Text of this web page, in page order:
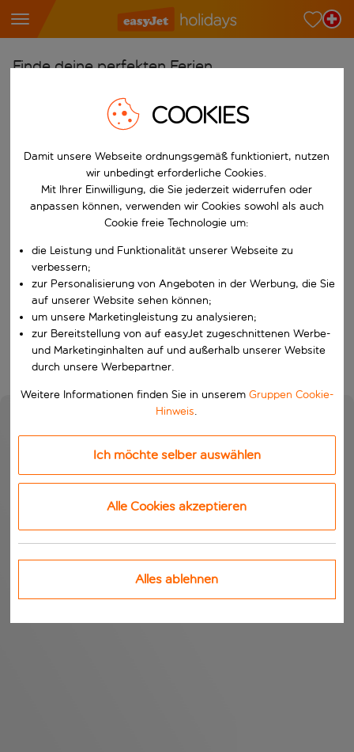
Finde deine perfekten Ferien
Beginne mit der Eingabe für die automatische
Wähle deine Flughäfen
Beginne mit der Eingabe für die automatische
Reiseziele finden
Nach
W&auml;hle ein Ab- und R&uuml;ckflugdatum aus.
Wähle deine Reisedaten
Wann
Wer
Suchen
COOKIES
Damit unsere Webseite ordnungsgemäß funktioniert, nutzen
wir unbedingt erforderliche Cookies.
Mit Ihrer Einwilligung, die Sie jederzeit widerrufen oder
anpassen können, verwenden wir Cookies sowohl als auch
Cookie freie Technologie um:
die Leistung und Funktionalität unserer Webseite zu
verbessern;
zur Personalisierung von Angeboten in der Werbung, die Sie
auf unserer Website sehen können;
um unsere Marketingleistung zu analysieren;
zur Bereitstellung von auf easyJet zugeschnittenen Werbe-
und Marketinginhalten auf und außerhalb unserer Website
durch unsere Werbepartner.
Weitere Informationen finden Sie in unserem Gruppen Cookie-
Hinweis.
Ich möchte selber auswählen
Alle Cookies akzeptieren
Alles ablehnen